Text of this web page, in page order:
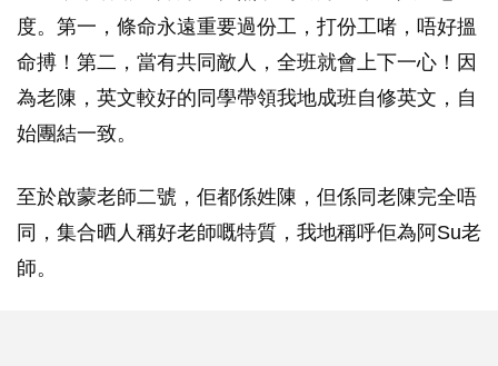
度。第一，條命永遠重要過份工，打份工啫，唔好搵
命搏！第二，當有共同敵人，全班就會上下一心！因
為老陳，英文較好的同學帶領我地成班自修英文，自
始團結一致。
至於啟蒙老師二號，佢都係姓陳，但係同老陳完全唔
同，集合晒人稱好老師嘅特質，我地稱呼佢為阿Su老
師。